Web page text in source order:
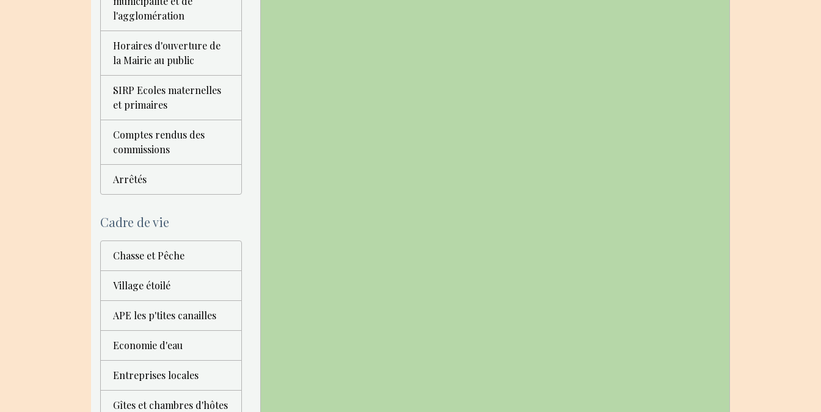
l'agglomération
Horaires d'ouverture de
la Mairie au public
SIRP Ecoles maternelles
et primaires
Comptes rendus des
commissions
Arrêtés
Cadre de vie
Chasse et Pêche
Village étoilé
APE les p'tites canailles
Economie d'eau
Entreprises locales
Gîtes et chambres d'hôtes